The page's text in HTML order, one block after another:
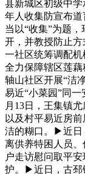
县新城区初级中
年人收集防宣布
当以“收集”为题
开，并教授防止
一社区统筹调配机
全力保障辖区莲
轴山社区开展“洁
易近“小菜园”同
月13日，王集镇
以及村平易近房
洁的糊口。▶近日
离供养特困人员
户走访慰问取平
护。▶近日，古邳